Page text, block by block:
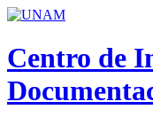
Centro de